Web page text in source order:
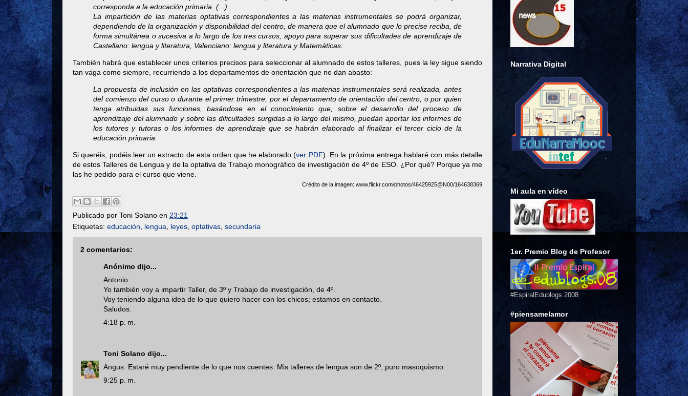
corresponda a la educación primaria. (...)
La impartición de las materias optativas correspondientes a las materias instrumentales se podrá organizar,
dependiendo de la organización y disponibilidad del centro, de manera que el alumnado que lo precise reciba, de
forma simultánea o sucesiva a lo largo de los tres cursos, apoyo para superar sus dificultades de aprendizaje de
Castellano: lengua y literatura, Valenciano: lengua y literatura y Matemáticas.
También habrá que establecer unos criterios precisos para seleccionar al alumnado de estos talleres, pues la ley sigue siendo
tan vaga como siempre, recurriendo a los departamentos de orientación que no dan abasto:
La propuesta de inclusión en las optativas correspondientes a las materias instrumentales será realizada, antes
del comienzo del curso o durante el primer trimestre, por el departamento de orientación del centro, o por quien
tenga atribuidas sus funciones, basándose en el conocimiento que, sobre el desarrollo del proceso de
aprendizaje del alumnado y sobre las dificultades surgidas a lo largo del mismo, puedan aportar los informes de
los tutores y tutoras o los informes de aprendizaje que se habrán elaborado al finalizar el tercer ciclo de la
educación primaria.
Si queréis, podéis leer un extracto de esta orden que he elaborado (ver PDF). En la próxima entrega hablaré con más detalle
de estos Talleres de Lengua y de la optativa de Trabajo monográfico de investigación de 4º de ESO. ¿Por qué? Porque ya me
las he pedido para el curso que viene.
Crédito de la imagen: www.flickr.com/photos/46425925@N00/164638369
Publicado por Toni Solano en 23:21
Etiquetas: educación lengua leyes optativas secundaria
2 comentarios:
Anónimo dijo...
Antonio:
Yo también voy a impartir Taller, de 3º y Trabajo de investigación, de 4º.
Voy teniendo alguna idea de lo que quiero hacer con los chicos; estamos en contacto.
Saludos.
4:18 p. m.
Toni Solano dijo...
Angus: Estaré muy pendiente de lo que nos cuentes. Mis talleres de lengua son de 2º, puro masoquismo.
9:25 p. m.
Narrativa Digital
Mi aula en vídeo
1er. Premio Blog de Profesor
#EspiralEdublogs 2008
#piensamelamor